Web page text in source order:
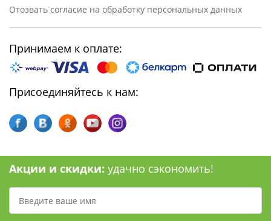
Отозвать согласие на обработку персональных данных
Принимаем к оплате:
Присоединяйтесь к нам:
Акции и скидки: удачно сэкономить!